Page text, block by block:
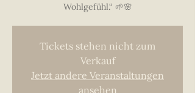
Wohlgefühl.“ 🌱🌸
Tickets stehen nicht zum
Verkauf
Jetzt andere Veranstaltungen
ansehen